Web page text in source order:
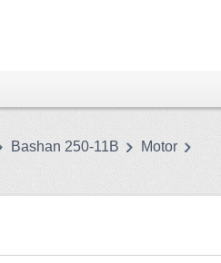
Bashan 250-11B Motor